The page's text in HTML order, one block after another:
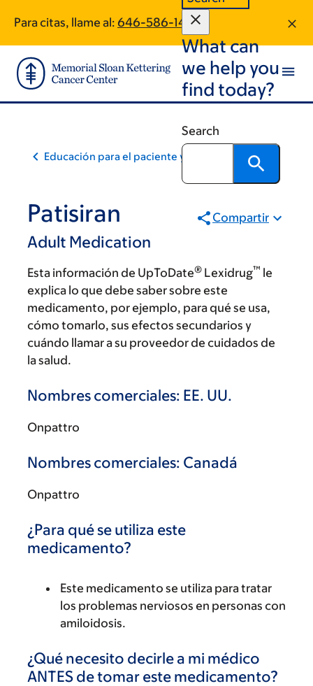
main
content
footer
Para citas, llame al: 646-586-1404
What can
we help you
find today?
Search
Educación para el paciente y la comunidad
Patisiran
Adult Medication
Compartir
Esta información de UpToDate® Lexidrug™ le
explica lo que debe saber sobre este
medicamento, por ejemplo, para qué se usa,
cómo tomarlo, sus efectos secundarios y
cuándo llamar a su proveedor de cuidados de
la salud.
Nombres comerciales: EE. UU.
Onpattro
Nombres comerciales: Canadá
Onpattro
¿Para qué se utiliza este
medicamento?
Este medicamento se utiliza para tratar
los problemas nerviosos en personas con
amiloidosis.
¿Qué necesito decirle a mi médico
ANTES de tomar este medicamento?